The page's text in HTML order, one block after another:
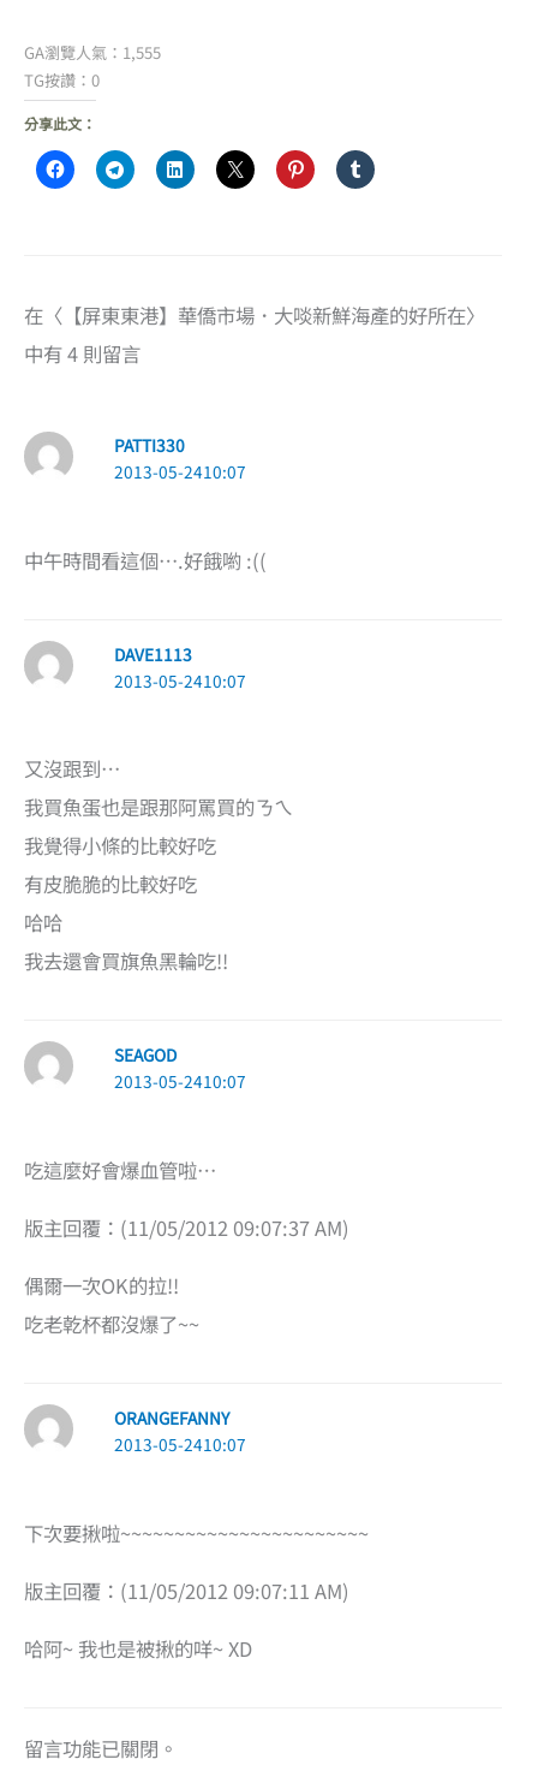
GA瀏覽人氣：1,555
TG按讚：0
分享此文：
在〈【屏東東港】華僑市場．大啖新鮮海產的好所在〉
中有 4 則留言
PATTI330
2013-05-2410:07
中午時間看這個….好餓喲 :((
DAVE1113
2013-05-2410:07
又沒跟到…
我買魚蛋也是跟那阿罵買的ㄋㄟ
我覺得小條的比較好吃
有皮脆脆的比較好吃
哈哈
我去還會買旗魚黑輪吃!!
SEAGOD
2013-05-2410:07
吃這麼好會爆血管啦…
版主回覆：(11/05/2012 09:07:37 AM)
偶爾一次OK的拉!!
吃老乾杯都沒爆了~~
ORANGEFANNY
2013-05-2410:07
下次要揪啦~~~~~~~~~~~~~~~~~~~~~~~
版主回覆：(11/05/2012 09:07:11 AM)
哈阿~ 我也是被揪的咩~ XD
留言功能已關閉。